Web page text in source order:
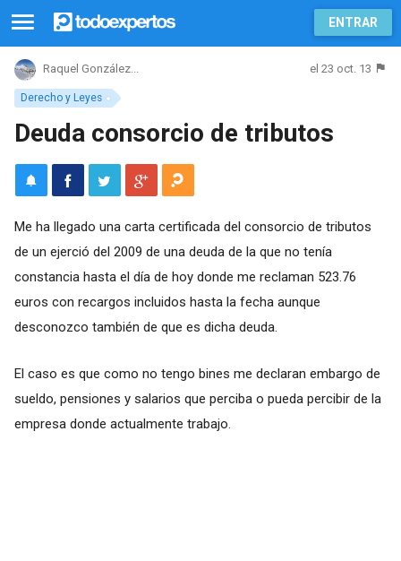
ENTRAR
Derecho y Leyes
Raquel González... el 23 oct. 13
Deuda consorcio de tributos
Me ha llegado una carta certificada del consorcio de tributos
de un ejerció del 2009 de una deuda de la que no tenía
constancia hasta el día de hoy donde me reclaman 523.76
euros con recargos incluidos hasta la fecha aunque
desconozco también de que es dicha deuda.
El caso es que como no tengo bines me declaran embargo de
sueldo, pensiones y salarios que perciba o pueda percibir de la
empresa donde actualmente trabajo.